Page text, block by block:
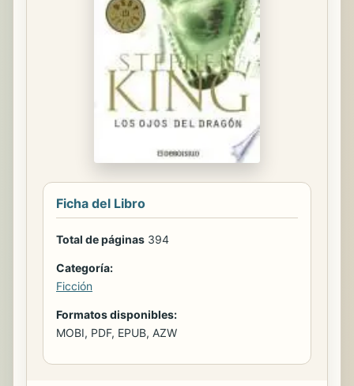
Ficha del Libro
Total de páginas 394
Categoría:
Ficción
Formatos disponibles:
MOBI, PDF, EPUB, AZW